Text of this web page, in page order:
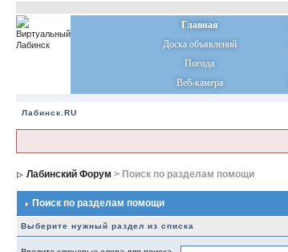
Главная
Доска объявлений
Погода
Веб-камера
Лабинск.RU
Лабинский Форум > Поиск по разделам помощи
Поиск по разделам помощи
Выберите нужный раздел из списка